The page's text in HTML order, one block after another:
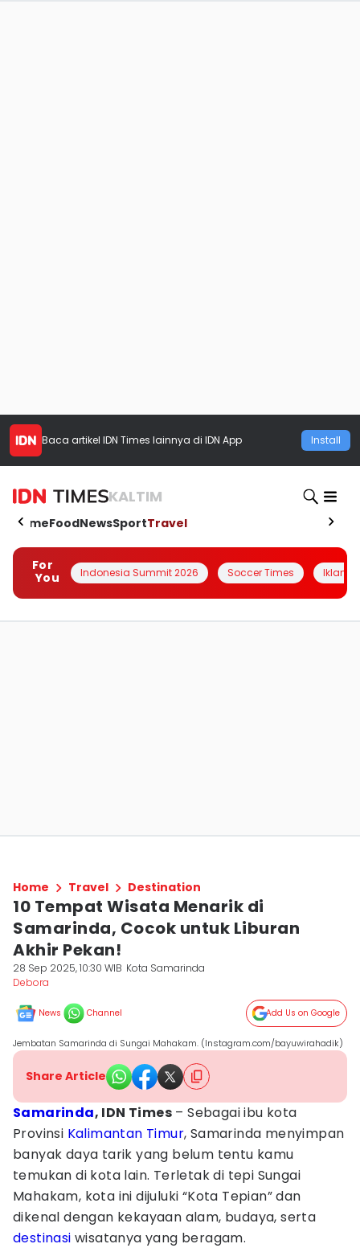
Baca artikel IDN Times lainnya di IDN App Install
KALTIM
HomeFoodNewsSportTravel
For
You
Indonesia Summit 2026 Soccer Times Iklanin
Home Travel Destination
10 Tempat Wisata Menarik di
Samarinda, Cocok untuk Liburan
Akhir Pekan!
28 Sep 2025, 10:30 WIB Kota Samarinda
Debora
News Channel Add Us on Google
Jembatan Samarinda di Sungai Mahakam. (Instagram.com/bayuwirahadik)
Share Article
Samarinda, IDN Times – Sebagai ibu kota
Provinsi Kalimantan Timur, Samarinda menyimpan
banyak daya tarik yang belum tentu kamu
temukan di kota lain. Terletak di tepi Sungai
Mahakam, kota ini dijuluki “Kota Tepian” dan
dikenal dengan kekayaan alam, budaya, serta
destinasi wisatanya yang beragam.